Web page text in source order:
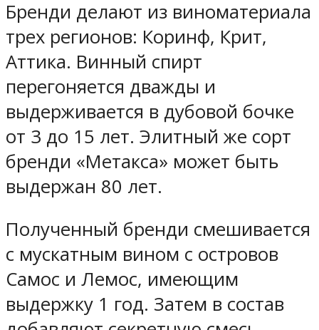
Бренди делают из виноматериала
трех регионов: Коринф, Крит,
Аттика. Винный спирт
перегоняется дважды и
выдерживается в дубовой бочке
от 3 до 15 лет. Элитный же сорт
бренди «Метакса» может быть
выдержан 80 лет.
Полученный бренди смешивается
с мускатным вином с островов
Самос и Лемос, имеющим
выдержку 1 год. Затем в состав